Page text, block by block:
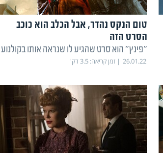
טום הנקס נהדר, אבל הכלב הוא כוכב
הסרט הזה
"פינץ" הוא סרט שהגיע לו שנראה אותו בקולנוע
26.01.22 זמן קריאה:3.5 דק'